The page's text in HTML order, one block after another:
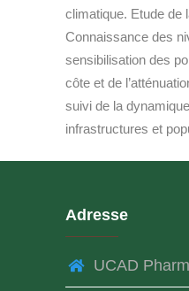
climatique. Etude de
Connaissance des
sensibilisation des
côte et de
suivi de la
infrastructures et
Adresse
UCAD